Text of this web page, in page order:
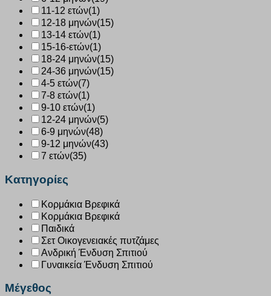
11-12 ετών(1)
12-18 μηνών(15)
13-14 ετών(1)
15-16-ετών(1)
18-24 μηνών(15)
24-36 μηνών(15)
4-5 ετών(7)
7-8 ετών(1)
9-10 ετών(1)
12-24 μηνών(5)
6-9 μηνών(48)
9-12 μηνών(43)
7 ετών(35)
Κατηγορίες
Κορμάκια Βρεφικά
Κορμάκια Βρεφικά
Παιδικά
Σετ Οικογενειακές πυτζάμες
Ανδρική Ένδυση Σπιτιού
Γυναικεία Ένδυση Σπιτιού
Μέγεθος